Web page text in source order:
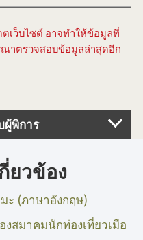
ตเว็บไซต์ อาจทำให้ข้อมูลที่
าตรวจสอบข้อมูลล่าสุดอีก
ผู้พิการ
ยวข้อง
ะ (ภาษาอังกฤษ)
สมาคมนักท่องเที่ยวเมือ